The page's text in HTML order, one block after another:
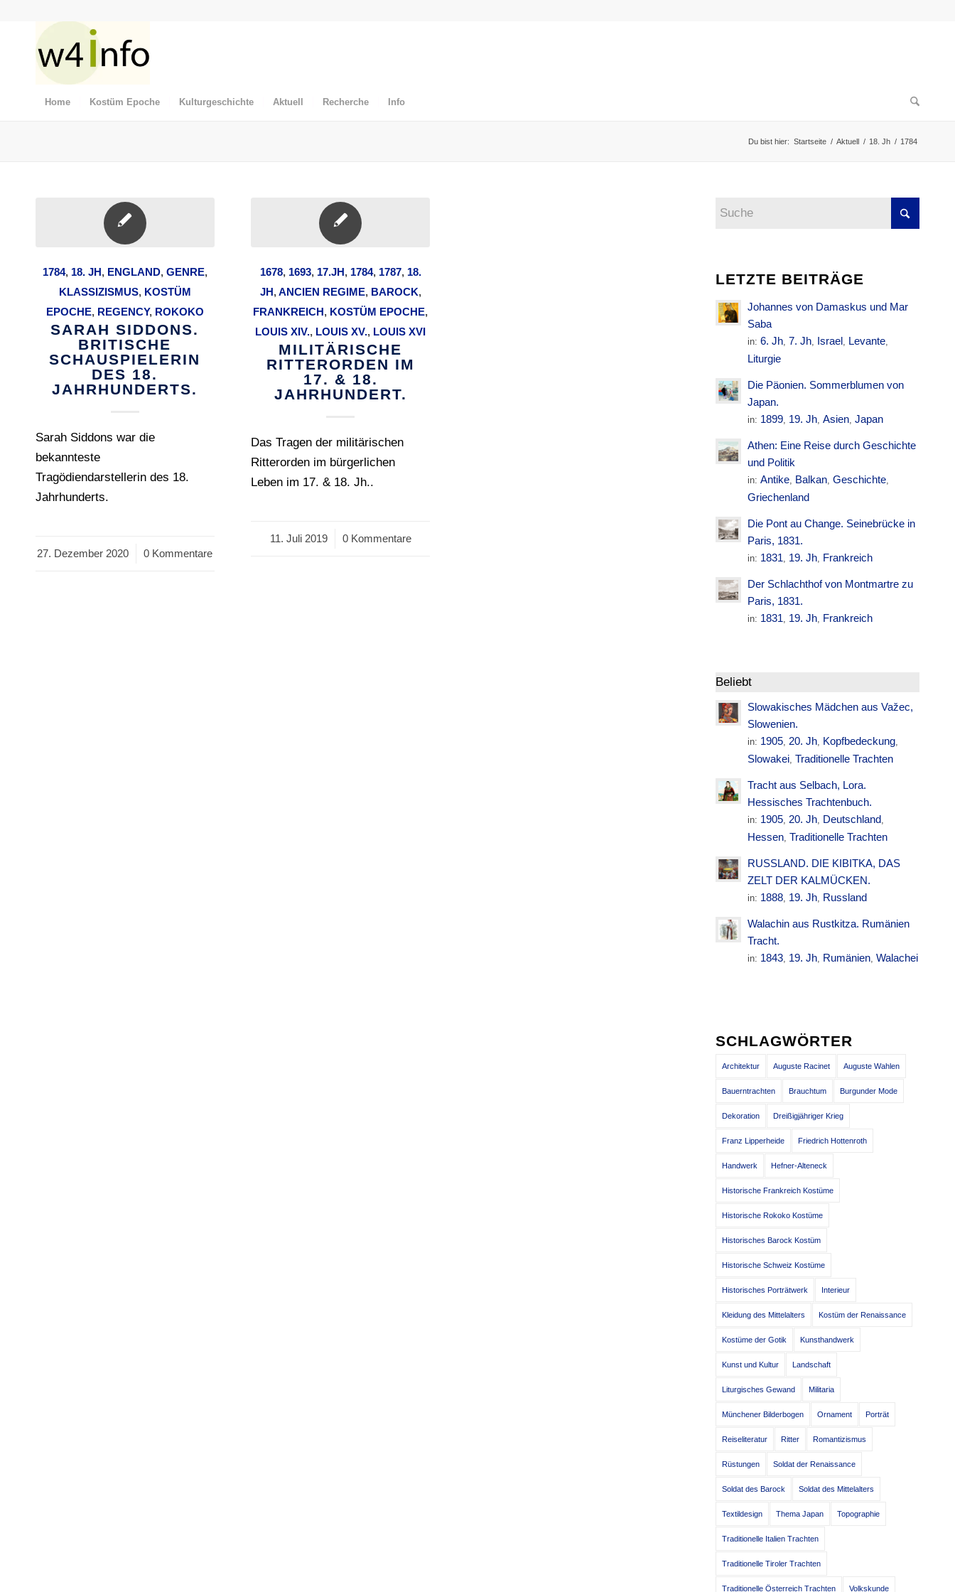
Home Kostüm Epoche Kulturgeschichte Aktuell Recherche Info
Du bist hier: Startseite / Aktuell / 18. Jh / 1784
1784, 18. JH, ENGLAND, GENRE,
KLASSIZISMUS, KOSTÜM
EPOCHE, REGENCY, ROKOKO
SARAH SIDDONS.
BRITISCHE
SCHAUSPIELERIN
DES 18.
JAHRHUNDERTS.
Sarah Siddons war die
bekannteste
Tragödiendarstellerin des 18.
Jahrhunderts.
27. Dezember 2020
/ 0 Kommentare
1678, 1693, 17.JH, 1784, 1787, 18.
JH,ANCIEN REGIME, BAROCK,
FRANKREICH, KOSTÜM EPOCHE,
LOUIS XIV., LOUIS XV., LOUIS XVI
MILITÄRISCHE
RITTERORDEN IM
17. & 18.
JAHRHUNDERT.
Das Tragen der militärischen
Ritterorden im bürgerlichen
Leben im 17. & 18. Jh..
11. Juli 2019
/ 0 Kommentare
LETZTE BEITRÄGE
Johannes von Damaskus und Mar
Saba
in:6. Jh, 7. Jh, Israel, Levante,
Liturgie
Die Päonien. Sommerblumen von
Japan.
in: 1899, 19. Jh,Asien,Japan
Athen: Eine Reise durch Geschichte
und Politik
in:Antike, Balkan,Geschichte,
Griechenland
Die Pont au Change. Seinebrücke in
Paris, 1831.
in: 1831, 19. Jh, Frankreich
Der Schlachthof von Montmartre zu
Paris, 1831.
in: 1831, 19. Jh, Frankreich
Beliebt
Slowakisches Mädchen aus Važec,
Slowenien.
in: 1905,20. Jh, Kopfbedeckung,
Slowakei, Traditionelle Trachten
Tracht aus Selbach, Lora.
Hessisches Trachtenbuch.
in: 1905,20. Jh, Deutschland,
Hessen, Traditionelle Trachten
RUSSLAND. DIE KIBITKA, DAS
ZELT DER KALMÜCKEN.
in: 1888, 19. Jh, Russland
Walachin aus Rustkitza. Rumänien
Tracht.
in: 1843, 19. Jh, Rumänien,Walachei
SCHLAGWÖRTER
Architektur Auguste Racinet Auguste Wahlen
Bauerntrachten Brauchtum Burgunder Mode
Dekoration Dreißigjähriger Krieg
Franz Lipperheide Friedrich Hottenroth
Handwerk Hefner-Alteneck
Historische Frankreich Kostüme
Historische Rokoko Kostüme
Historisches Barock Kostüm
Historische Schweiz Kostüme
Historisches Porträtwerk Interieur
Kleidung des Mittelalters Kostüm der Renaissance
Kostüme der Gotik Kunsthandwerk
Kunst und Kultur Landschaft
Liturgisches Gewand Militaria
Münchener Bilderbogen Ornament Porträt
Reiseliteratur Ritter Romantizismus
Rüstungen Soldat der Renaissance
Soldat des Barock Soldat des Mittelalters
Textildesign Thema Japan Topographie
Traditionelle Italien Trachten
Traditionelle Tiroler Trachten
Traditionelle Österreich Trachten Volkskunde